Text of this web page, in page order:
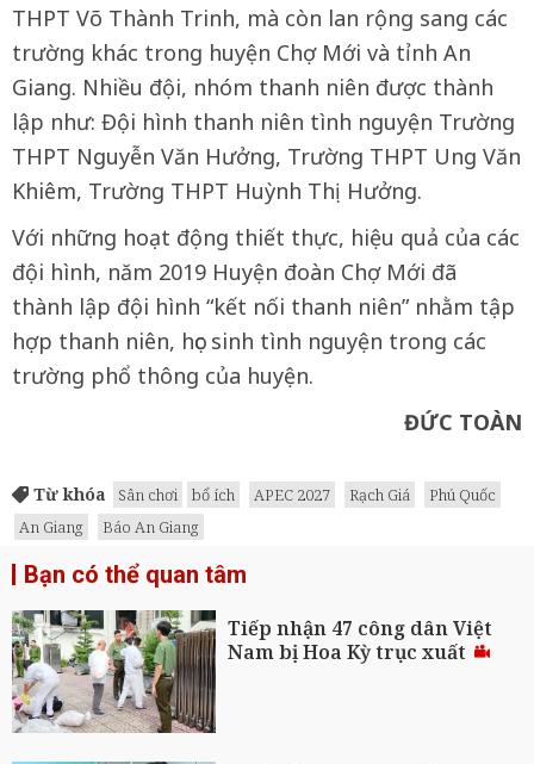
THPT Võ Thành Trinh, mà còn lan rộng sang các
trường khác trong huyện Chợ Mới và tỉnh An
Giang. Nhiều đội, nhóm thanh niên được thành
lập như: Đội hình thanh niên tình nguyện Trường
THPT Nguyễn Văn Hưởng, Trường THPT Ung Văn
Khiêm, Trường THPT Huỳnh Thị Hưởng.
Với những hoạt động thiết thực, hiệu quả của các
đội hình, năm 2019 Huyện đoàn Chợ Mới đã
thành lập đội hình “kết nối thanh niên” nhằm tập
hợp thanh niên, học sinh tình nguyện trong các
trường phổ thông của huyện.
ĐỨC TOÀN
Từ khóa Sân chơi bổ ích APEC 2027 Rạch Giá
Phú Quốc
An Giang
Báo An Giang
Bạn có thể quan tâm
Tiếp nhận 47 công dân Việt
Nam bị Hoa Kỳ trục xuất